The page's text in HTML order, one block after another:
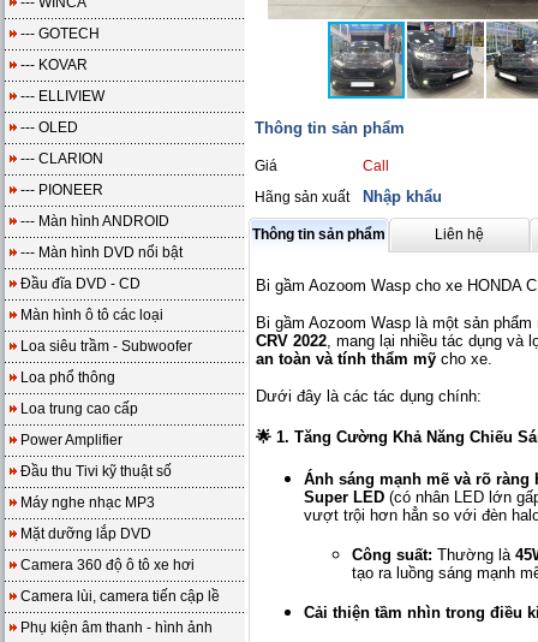
--- GOTECH
--- KOVAR
--- ELLIVIEW
--- OLED
--- CLARION
--- PIONEER
--- Màn hình ANDROID
--- Màn hình DVD nổi bật
Đầu đĩa DVD - CD
Màn hình ô tô các loại
Loa siêu trầm - Subwoofer
Loa phổ thông
Loa trung cao cấp
Power Amplifier
Đầu thu Tivi kỹ thuật số
Máy nghe nhạc MP3
Mặt dưỡng lắp DVD
Camera 360 độ ô tô xe hơi
Camera lùi, camera tiến cập lề
Phụ kiện âm thanh - hình ảnh
Thông tin sản phẩm
Giá
Call
Hãng sản xuất
Nhập khẩu
Thông tin sản phẩm Liên hệ
Bi gầm Aozoom Wasp cho xe HONDA
Bi gầm Aozoom Wasp là một sản
CRV 2022, mang lại nhiều tác dụng và
an toàn và tính thẩm mỹ cho xe.
Dưới đây là các tác dụng chính:
🌟 1. Tăng Cường Khả Năng Chiếu
Ánh sáng mạnh mẽ và rõ ràng
Super LED (có nhân LED lớn
vượt trội hơn hẳn so với đèn
Công suất: Thường là
tạo ra luồng sáng mạnh
Cải thiện tầm nhìn trong điều